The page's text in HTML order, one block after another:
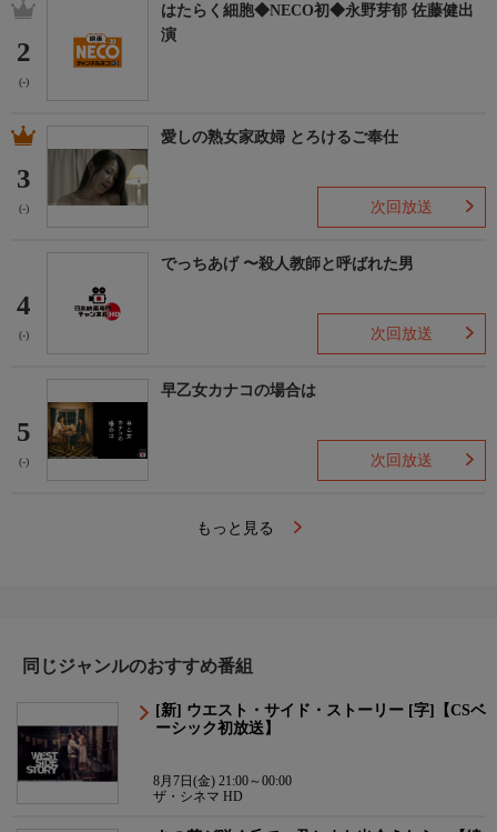
2
(-)
はたらく細胞◆NECO初◆永野芽郁 佐藤健出
演
3
(-)
愛しの熟女家政婦 とろけるご奉仕
次回放送
4
(-)
でっちあげ 〜殺人教師と呼ばれた男
次回放送
5
(-)
早乙女カナコの場合は
次回放送
もっと見る
同じジャンルのおすすめ番組
[新] ウエスト・サイド・ストーリー [字]【CSベ
ーシック初放送】
8月7日(金) 21:00～00:00
ザ・シネマ HD